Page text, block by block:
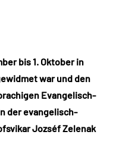
bis 1. Oktober in
war und den
Evangelisch-
der evangelisch-
Jozséf Zelenak